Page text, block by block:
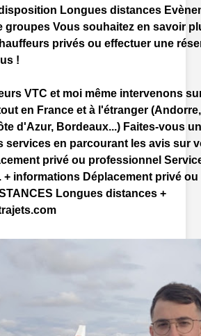
Longues distances
groupes Vous souhaitez en savoir
s privés ou effectuer une
!
sVTC et moi même intervenons
en France et à l'étranger
d'Azur, Bordeaux...) Faites-vous
services en parcourant les avis sur
privé ou professionnel
+ informations Déplacement privé
Longues distances +